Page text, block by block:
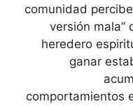
comunidad
versión mala”
heredero
ganar
comportamientos